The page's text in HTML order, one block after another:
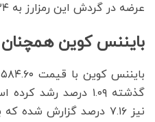
عرضه در گردش این رمزارز به ۶۲.۲۴ میلیارد واحد XRP می‌رسد.
بایننس کوین
گذشته ۱.۰۹ درصد رشد
نیز ۷.۱۶ درصد گزارش شده